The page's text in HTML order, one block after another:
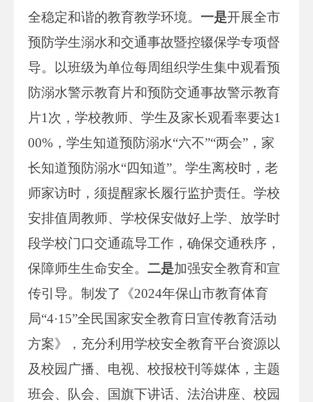
全稳定和谐的教育教学环境。 一是开展全市
预防学生溺水和交通事故暨控辍保学专项督
导。以班级为单位每周组织学生集中观看预
防溺水警示教育片和预防交通事故警示教育
片1次，学校教师、学生及家长观看率要达1
00%，学生知道预防溺水“六不”“两会”，家
长知道预防溺水“四知道”。学生离校时，老
师家访时，须提醒家长履行监护责任。学校
安排值周教师、学校保安做好上学、放学时
段学校门口交通疏导工作，确保交通秩序，
保障师生生命安全。 二是加强安全教育和宣
传引导。制发了《2024年保山市教育体育
局“4·15”全民国家安全教育日宣传教育活动
方案》，充分利用学校安全教育平台资源以
及校园广播、电视、校报校刊等媒体，主题
班会、队会、国旗下讲话、法治讲座、校园